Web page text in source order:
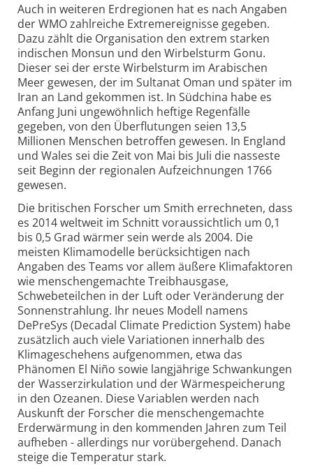
Auch in weiteren Erdregionen hat es nach Angaben
der WMO zahlreiche Extremereignisse gegeben.
Dazu zählt die Organisation den extrem starken
indischen Monsun und den Wirbelsturm Gonu.
Dieser sei der erste Wirbelsturm im Arabischen
Meer gewesen, der im Sultanat Oman und später im
Iran an Land gekommen ist. In Südchina habe es
Anfang Juni ungewöhnlich heftige Regenfälle
gegeben, von den Überflutungen seien 13,5
Millionen Menschen betroffen gewesen. In England
und Wales sei die Zeit von Mai bis Juli die nasseste
seit Beginn der regionalen Aufzeichnungen 1766
gewesen.
Die britischen Forscher um Smith errechneten, dass
es 2014 weltweit im Schnitt voraussichtlich um 0,1
bis 0,5 Grad wärmer sein werde als 2004. Die
meisten Klimamodelle berücksichtigen nach
Angaben des Teams vor allem äußere Klimafaktoren
wie menschengemachte Treibhausgase,
Schwebeteilchen in der Luft oder Veränderung der
Sonnenstrahlung. Ihr neues Modell namens
DePreSys (Decadal Climate Prediction System) habe
zusätzlich auch viele Variationen innerhalb des
Klimageschehens aufgenommen, etwa das
Phänomen El Niño sowie langjährige Schwankungen
der Wasserzirkulation und der Wärmespeicherung
in den Ozeanen. Diese Variablen werden nach
Auskunft der Forscher die menschengemachte
Erderwärmung in den kommenden Jahren zum Teil
aufheben - allerdings nur vorübergehend. Danach
steige die Temperatur stark.